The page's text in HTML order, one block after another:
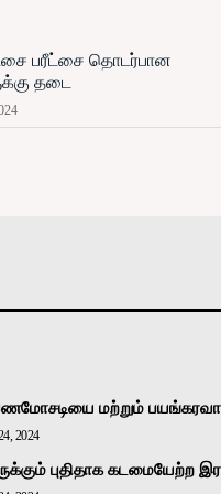
பரீட்சை தொடர்பான
தடை
மற்றும்
2024
புதிதாக கடமையேற்ற